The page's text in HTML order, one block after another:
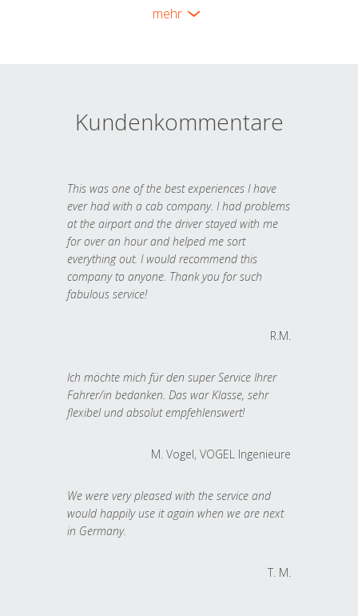
mehr
Kundenkommentare
This was one of the best experiences I have
ever had with a cab company. I had problems
at the airport and the driver stayed with me
for over an hour and helped me sort
everything out. I would recommend this
company to anyone. Thank you for such
fabulous service!
R.M.
Ich möchte mich für den super Service Ihrer
Fahrer/in bedanken. Das war Klasse, sehr
flexibel und absolut empfehlenswert!
M. Vogel, VOGEL Ingenieure
We were very pleased with the service and
would happily use it again when we are next
in Germany.
T. M.